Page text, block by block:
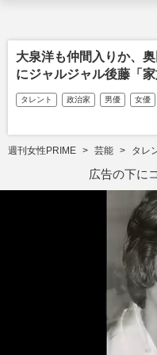
大泉洋も仲間入りか、
にジャルジャル後藤「
タレント 政治家 男優 女優
週刊女性PRIME 芸能 タレ
広告の下に